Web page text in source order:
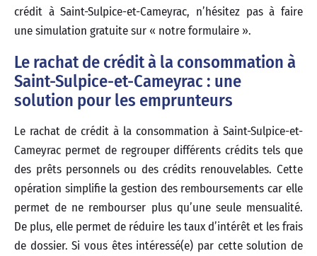
crédit à Saint-Sulpice-et-Cameyrac, n’hésitez pas à faire
une simulation gratuite sur « notre formulaire ».
Le rachat de crédit à la consommation à
Saint-Sulpice-et-Cameyrac : une
solution pour les emprunteurs
Le rachat de crédit à la consommation à Saint-Sulpice-et-
Cameyrac permet de regrouper différents crédits tels que
des prêts personnels ou des crédits renouvelables. Cette
opération simplifie la gestion des remboursements car elle
permet de ne rembourser plus qu’une seule mensualité.
De plus, elle permet de réduire les taux d’intérêt et les frais
de dossier. Si vous êtes intéressé(e) par cette solution de